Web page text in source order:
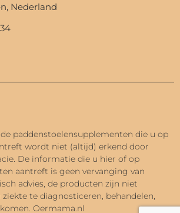
Nederland
paddenstoelensupplementen die u op
wordt niet (altijd) erkend door
De informatie die u hier of op
aantreft is geen vervanging van
advies, de producten zijn niet
te diagnosticeren, behandelen,
Oermama.nl